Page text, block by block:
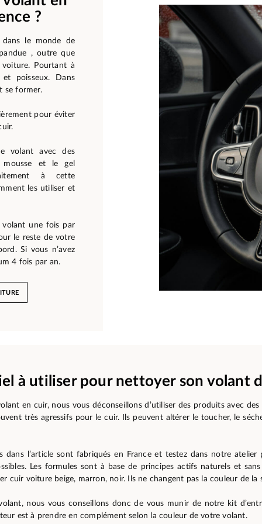
?
le monde de
, outre que
Pourtant à
poisseux. Dans
se former.
pour éviter
volant avec des
et le gel
à cette
les utiliser et
volant une fois par
le reste de votre
Si vous n’avez
4 fois par an.
à utiliser pour nettoyer son volant
en cuir, nous vous déconseillons d’utiliser des produits avec des
très agressifs pour le cuir. Ils peuvent altérer le toucher, le
dans l’article sont fabriqués en France et testez dans notre atelier
Les formules sont à base de principes actifs naturels et
cuir voiture beige, marron, noir. Ils ne changent pas la couleur de la
nous vous conseillons donc de vous munir de notre kit
est à prendre en complément selon la couleur de votre volant.